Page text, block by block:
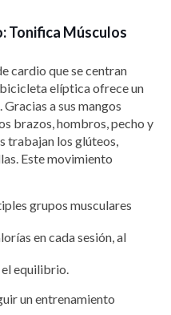
Tonifica Músculos
cardio que se centran
elíptica ofrece un
a sus mangos
brazos, hombros, pecho y
trabajan los glúteos,
Este movimiento
grupos musculares
en cada sesión, al
equilibrio.
un entrenamiento